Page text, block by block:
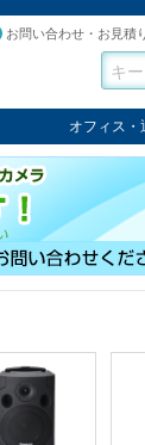
お問い合わせ・お見積
オフィス・
回線切替器
疑似電話回線
通信機器
デジタル携帯
収納・ラック
会議システム
電子黒板
ホワイトボード
その他